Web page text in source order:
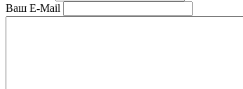
Ваш E-Mail